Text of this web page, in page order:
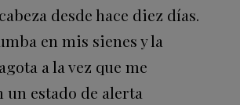
desde hace diez días.
en mis sienes y la
a la vez que me
un estado de alerta